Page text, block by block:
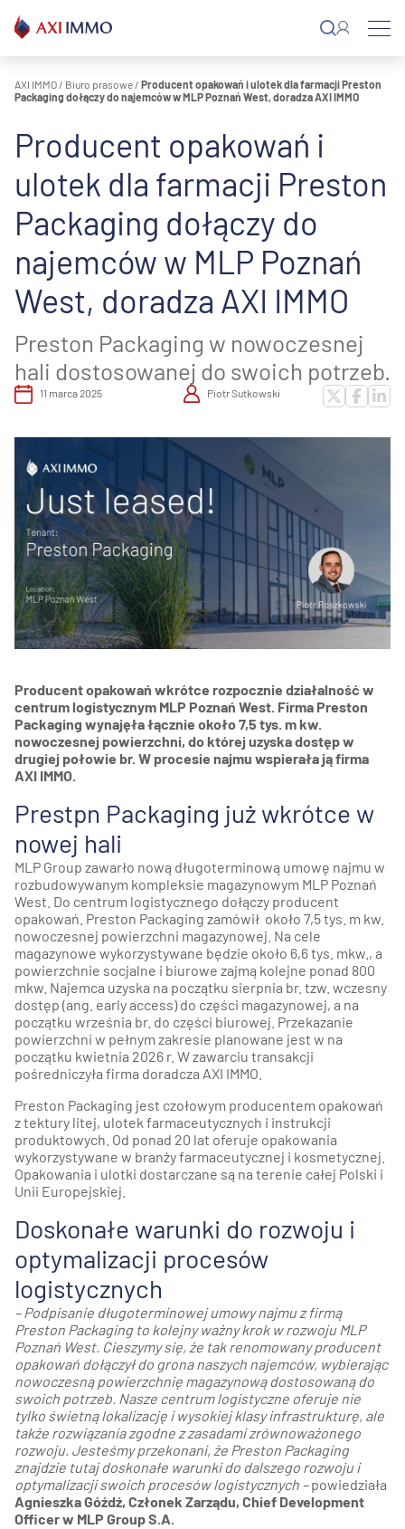
do
treści
AXI IMMO / Biuro prasowe / Producent opakowań i ulotek dla farmacji Preston
Packaging dołączy do najemców w MLP Poznań West, doradza AXI IMMO
Producent opakowań i
ulotek dla farmacji Preston
Packaging dołączy do
najemców w MLP Poznań
West, doradza AXI IMMO
Preston Packaging w nowoczesnej
hali dostosowanej do swoich potrzeb.
11 marca 2025 Piotr Sutkowski
Producent opakowań wkrótce rozpocznie działalność w
centrum logistycznym MLP Poznań West. Firma Preston
Packaging wynajęła łącznie około 7,5 tys. m kw.
nowoczesnej powierzchni, do której uzyska dostęp w
drugiej połowie br. W procesie najmu wspierała ją firma
AXI IMMO.
Prestpn Packaging już wkrótce w
nowej hali
MLP Group zawarło nową długoterminową umowę najmu w
rozbudowywanym kompleksie magazynowym MLP Poznań
West. Do centrum logistycznego dołączy producent
opakowań. Preston Packaging zamówił około 7,5 tys. m kw.
nowoczesnej powierzchni magazynowej. Na cele
magazynowe wykorzystywane będzie około 6,6 tys. mkw., a
powierzchnie socjalne i biurowe zajmą kolejne ponad 800
mkw. Najemca uzyska na początku sierpnia br. tzw. wczesny
dostęp (ang. early access) do części magazynowej, a na
początku września br. do części biurowej. Przekazanie
powierzchni w pełnym zakresie planowane jest w na
początku kwietnia 2026 r. W zawarciu transakcji
pośredniczyła firma doradcza AXI IMMO.
Preston Packaging jest czołowym producentem opakowań
z tektury litej, ulotek farmaceutycznych i instrukcji
produktowych. Od ponad 20 lat oferuje opakowania
wykorzystywane w branży farmaceutycznej i kosmetycznej.
Opakowania i ulotki dostarczane są na terenie całej Polski i
Unii Europejskiej.
Doskonałe warunki do rozwoju i
optymalizacji procesów
logistycznych
– Podpisanie długoterminowej umowy najmu z firmą
Preston Packaging to kolejny ważny krok w rozwoju MLP
Poznań West. Cieszymy się, że tak renomowany producent
opakowań dołączył do grona naszych najemców, wybierając
nowoczesną powierzchnię magazynową dostosowaną do
swoich potrzeb. Nasze centrum logistyczne oferuje nie
tylko świetną lokalizację i wysokiej klasy infrastrukturę, ale
także rozwiązania zgodne z zasadami zrównoważonego
rozwoju. Jesteśmy przekonani, że Preston Packaging
znajdzie tutaj doskonałe warunki do dalszego rozwoju i
optymalizacji swoich procesów logistycznych –powiedziała
Agnieszka Góźdź, Członek Zarządu, Chief Development
Officer w MLP Group S.A.